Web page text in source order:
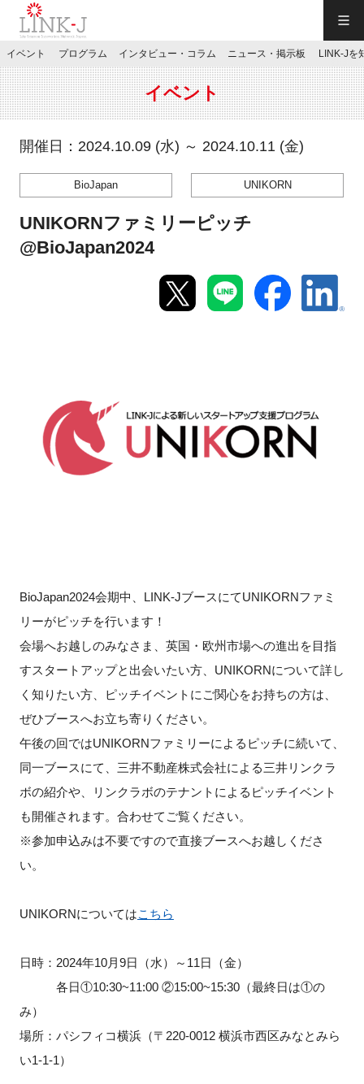
JP／EN
特別会員専用メニュー
施設ご予約
イベント
プログラム
特別会員
施設・アクセス
FAQ
イベントお知らせメール登録
イベント プログラム インタビュー・コラム ニュース・掲示板 LINK-Jを
イベント
開催日：2024.10.09 (水) ～ 2024.10.11 (金)
BioJapan UNIKORN
UNIKORNファミリーピッチ
@BioJapan2024
BioJapan2024会期中、LINK-JブースにてUNIKORNファミ
リーがピッチを行います！
会場へお越しのみなさま、英国・欧州市場への進出を目指
すスタートアップと出会いたい方、UNIKORNについて詳し
く知りたい方、ピッチイベントにご関心をお持ちの方は、
ぜひブースへお立ち寄りください。
午後の回ではUNIKORNファミリーによるピッチに続いて、
同一ブースにて、三井不動産株式会社による三井リンクラ
ボの紹介や、リンクラボのテナントによるピッチイベント
も開催されます。合わせてご覧ください。
※参加申込みは不要ですので直接ブースへお越しくださ
い。
UNIKORNについてはこちら
日時：2024年10月9日（水）～11日（金）
各日①10:30~11:00 ②15:00~15:30（最終日は①の
み）
場所：パシフィコ横浜（〒220-0012 横浜市西区みなとみら
い1-1-1）